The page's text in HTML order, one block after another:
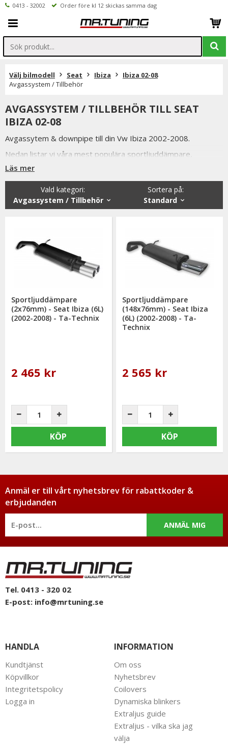
0413 - 32002 Order före kl 12 skickas samma dag
Välj bilmodell Seat Ibiza
Ibiza 02-08
Avgassystem / Tillbehör
AVGASSYSTEM / TILLBEHÖR TILL SEAT
IBIZA 02-08
Avgassytem & downpipe till din Vw Ibiza 2002-2008.
Nedan listar vi våra mest populära sportljuddämpare,
sportavgassystem samt downpipe till Vw Ibiza 2002-2008.
Vi håller alltid konkurrenskraftiga priser utan att tumma på
kvaliteten hos på produkterna & vi strävar alltid efter att
erbjuda en så god service som möjligt samt snabba
Läs mer
Sortera på:
Standard
Vald kategori:
Avgassystem / Tillbehör
Sportljuddämpare
(2x76mm) - Seat Ibiza (6L)
(2002-2008) - Ta-Technix
2 465 kr
KÖP
Sportljuddämpare
(148x76mm) - Seat Ibiza
(6L) (2002-2008) - Ta-
Technix
2 565 kr
KÖP
Anmäl er till vårt nyhetsbrev för rabattkoder &
erbjudanden
ANMÄL MIG
Tel. 0413 - 320 02
E-post: info@mrtuning.se
HANDLA
Kundtjänst
Köpvillkor
Integritetspolicy
Logga in
INFORMATION
Om oss
Nyhetsbrev
Coilovers
Dynamiska blinkers
Extraljus guide
Extraljus - vilka ska jag
välja